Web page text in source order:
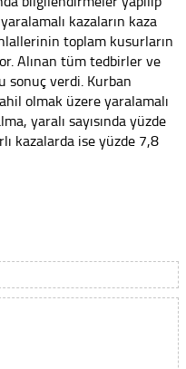
kazaların kaza
toplam kusurların
Alınan tüm tedbirler ve
sonuç verdi. Kurban
olmak üzere yaralamalı
yaralı sayısında yüzde
kazalarda ise yüzde 7,8